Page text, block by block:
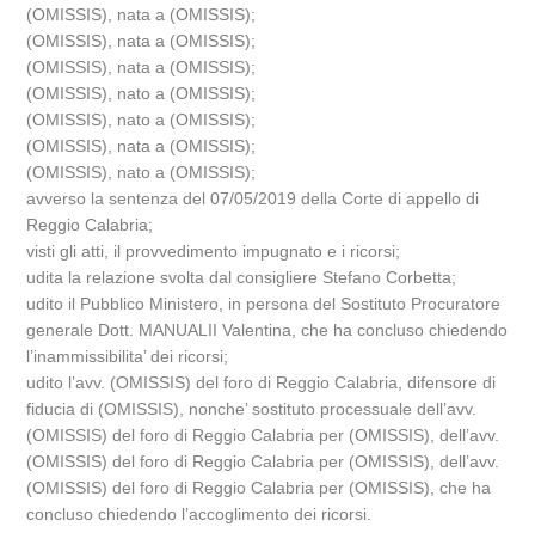
(OMISSIS), nata a (OMISSIS);
(OMISSIS), nata a (OMISSIS);
(OMISSIS), nata a (OMISSIS);
(OMISSIS), nato a (OMISSIS);
(OMISSIS), nato a (OMISSIS);
(OMISSIS), nata a (OMISSIS);
(OMISSIS), nato a (OMISSIS);
avverso la sentenza del 07/05/2019 della Corte di appello di
Reggio Calabria;
visti gli atti, il provvedimento impugnato e i ricorsi;
udita la relazione svolta dal consigliere Stefano Corbetta;
udito il Pubblico Ministero, in persona del Sostituto Procuratore
generale Dott. MANUALII Valentina, che ha concluso chiedendo
l’inammissibilita’ dei ricorsi;
udito l’avv. (OMISSIS) del foro di Reggio Calabria, difensore di
fiducia di (OMISSIS), nonche’ sostituto processuale dell’avv.
(OMISSIS) del foro di Reggio Calabria per (OMISSIS), dell’avv.
(OMISSIS) del foro di Reggio Calabria per (OMISSIS), dell’avv.
(OMISSIS) del foro di Reggio Calabria per (OMISSIS), che ha
concluso chiedendo l’accoglimento dei ricorsi.